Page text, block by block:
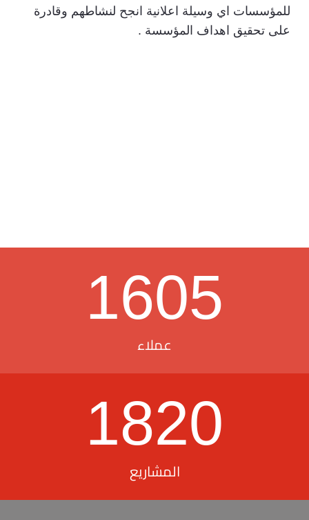
للمؤسسات اي وسيلة اعلانية انجح لنشاطهم وقادرة
على تحقيق اهداف المؤسسة .
1605
عملاء
1820
المشاريع